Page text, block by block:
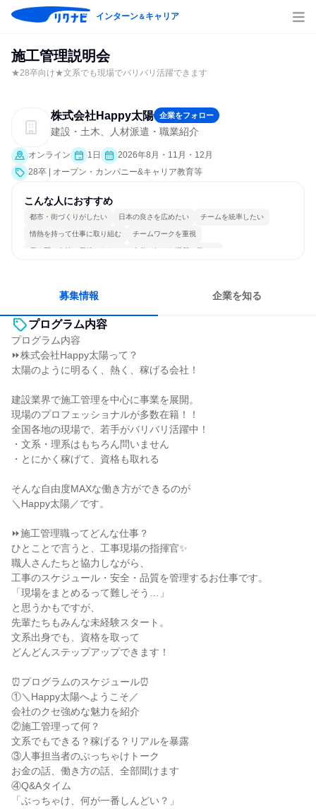
インターン＆キャリア
施工管理説明会
★28卒向け★文系でも現場でバリバリ活躍できます
株式会社Happy太陽 企業をフォロー
建設・土木、人材派遣・職業紹介
オンライン 1日
2026年8月・11月・12月
28卒 | オープン・カンパニー&キャリア教育等
こんな人におすすめ
都市・街づくりがしたい 日本の良さを広めたい チームを統率したい
情熱を持って仕事に取り組む チームワークを重視
長く同じ会社に居続けられる 自分の好きな場所で働ける
募集情報 企業を知る
プログラム内容
プログラム内容
⏩株式会社Happy太陽って？
太陽のように明るく、熱く、稼げる会社！
建設業界で施工管理を中心に事業を展開。
現場のプロフェッショナルが多数在籍！！
全国各地の現場で、若手がバリバリ活躍中！
・文系・理系はもちろん問いません
・とにかく稼げて、資格も取れる
そんな自由度MAXな働き方ができるのが
＼Happy太陽／です。
⏩施工管理職ってどんな仕事？
ひとことで言うと、工事現場の指揮官✨
職人さんたちと協力しながら、
工事のスケジュール・安全・品質を管理するお仕事です。
「現場をまとめるって難しそう…」
と思うかもですが、
先輩たちもみんな未経験スタート。
文系出身でも、資格を取って
どんどんステップアップできます！
⏰プログラムのスケジュール⏰
①＼Happy太陽へようこそ／
会社のクセ強めな魅力を紹介
②施工管理って何？
文系でもできる？稼げる？リアルを暴露
③人事担当者のぶっちゃけトーク
お金の話、働き方の話、全部聞けます
④Q&Aタイム
「ぶっちゃけ、何が一番しんどい？」